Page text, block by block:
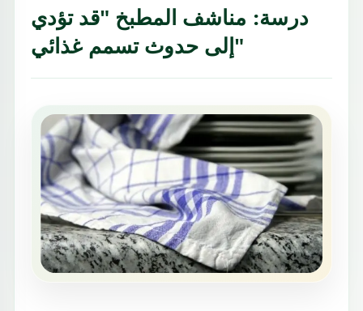
درسة: مناشف المطبخ "قد تؤدي
إلى حدوث تسمم غذائي"